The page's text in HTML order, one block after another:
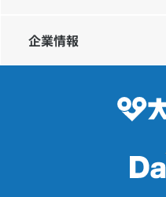
IR情報
プレスリリース
企業情報